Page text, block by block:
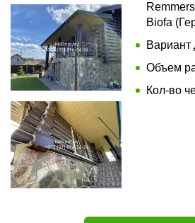
Biofa
Вариант
Объем
Кол-во